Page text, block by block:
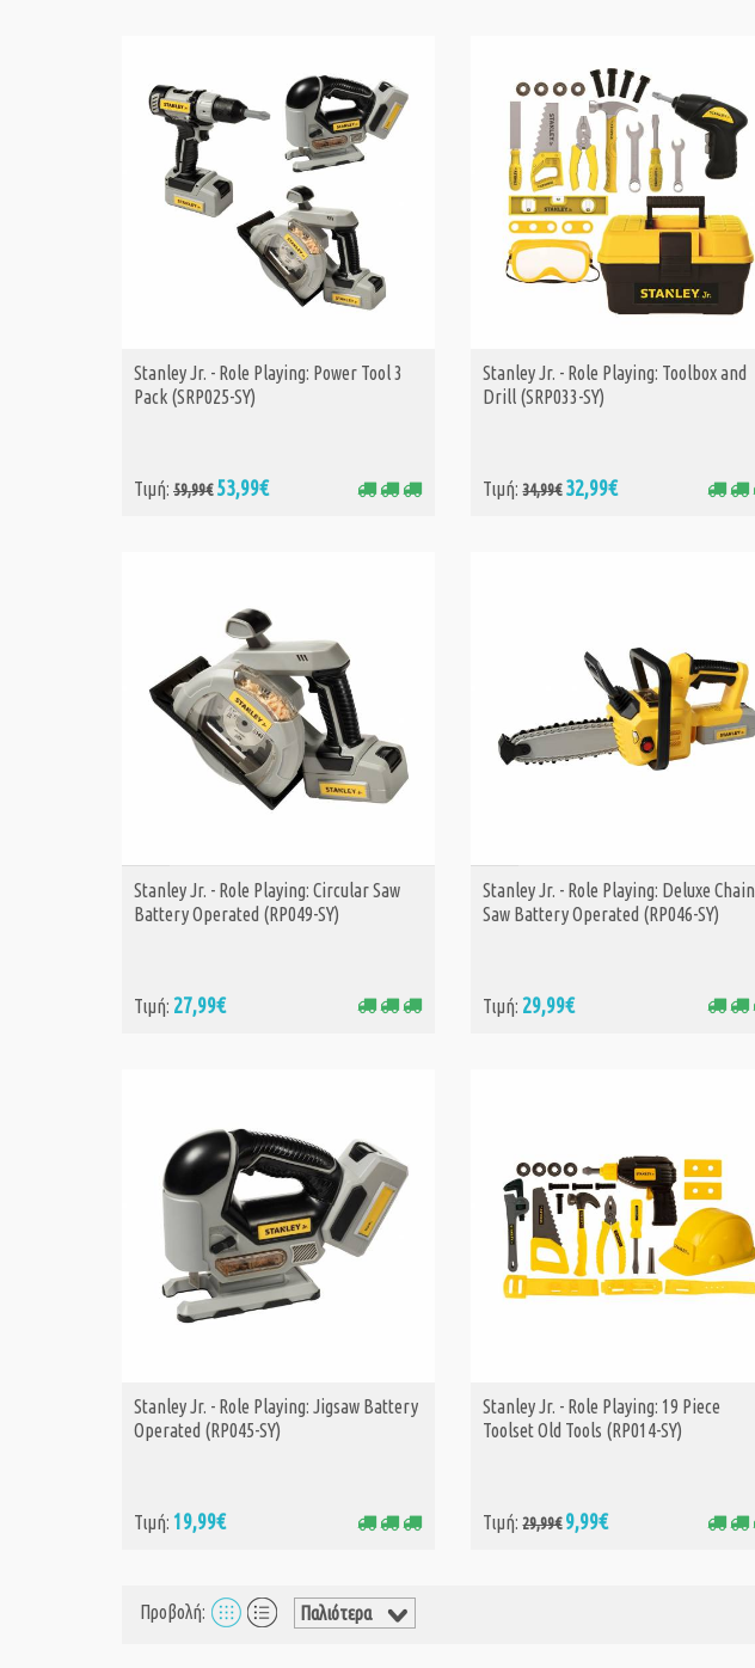
ΑΓΟΡΑ
Stanley Jr. - Role Playing: Power Tool 3
Pack (SRP025-SY)
Τιμή: 59,99€ 53,99€
ΑΓΟΡΑ
Stanley Jr. - Role Playing: Toolbox and
Drill (SRP033-SY)
Τιμή:34,99€ 32,99€
ΑΓΟΡΑ
Stanley Jr. - Role Playing: Circular Saw
Battery Operated (RP049-SY)
Τιμή: 27,99€
ΑΓΟΡΑ
Stanley Jr. - Role Playing: Deluxe Chain
Saw Battery Operated (RP046-SY)
Τιμή:29,99€
ΑΓΟΡΑ
Stanley Jr. - Role Playing: Jigsaw Battery
Operated (RP045-SY)
Τιμή: 19,99€
ΑΓΟΡΑ
Stanley Jr. - Role Playing: 19 Piece
Toolset Old Tools (RP014-SY)
Τιμή:29,99€ 9,99€
Προβολή: